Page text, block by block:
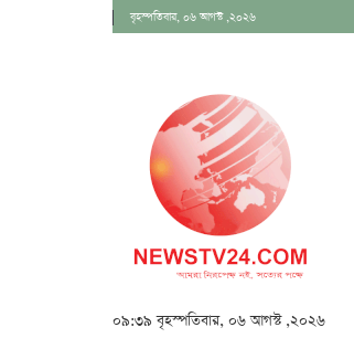
বৃহস্পতিবার, ০৬ আগস্ট ,২০২৬
০৯:৩৯ বৃহস্পতিবার, ০৬ আগস্ট ,২০২৬